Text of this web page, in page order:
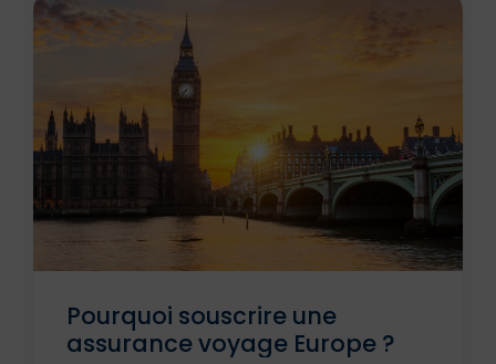
Pourquoi souscrire une
assurance voyage Europe ?